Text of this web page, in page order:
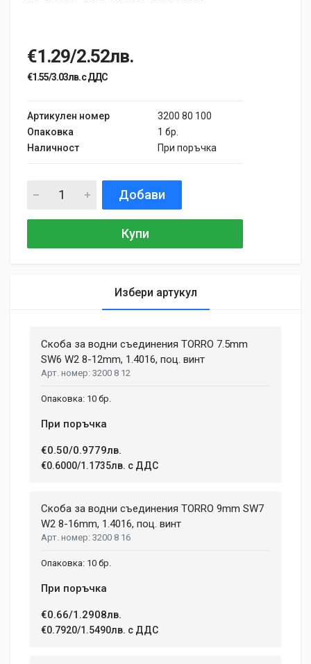
€1.29/2.52лв.
€1.55/3.03лв. с ДДС
Артикулен номер
3200 80 100
Опаковка
1 бр.
Наличност
При поръчка
Добави
Купи
Избери артукул
MATERIAL
Aluminium, Plastic
ENGINE TYPE
BATTERY TYPE
CHARGE TIME
Dimensions
Phasellus id mattis nulla. Mauris velit nisi, imperdiet vitae
lacus, at porttitor dui iaculis id. Curabitur imperdiet ultrices
Adam Taylor
12 April, 2018
Aenean non lorem nisl. Duis tempor sollicitudin orci, eget
tincidunt ex semper sit amet. Nullam neque justo, sodales
congue feugiat ac, facilisis a augue. Donec tempor sapien et
mollis, volutpat tellus vitae, accumsan ligula.
Helena Garcia
2 January, 2018
Скоба за водни съединения TORRО 7.5mm
SW6 W2 8-12mm, 1.4016, поц. винт
3200 8 12
10 бр.
При поръчка
€0.50/0.9779лв.
€0.6000/1.1735лв. с ДДС
Скоба за водни съединения TORRО 9mm SW7
W2 8-16mm, 1.4016, поц. винт
3200 8 16
10 бр.
При поръчка
€0.66/1.2908лв.
€0.7920/1.5490лв. с ДДС